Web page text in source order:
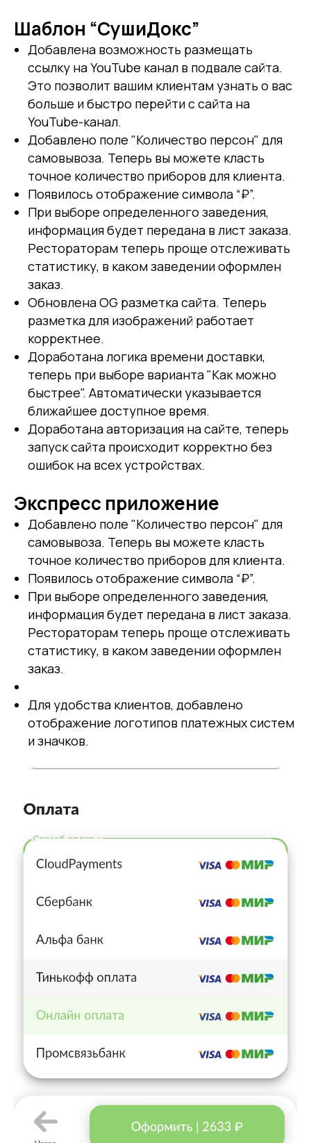
Шаблон “СушиДокс”
Добавлена возможность размещать
ссылку на YouTube канал в подвале сайта.
Это позволит вашим клиентам узнать о вас
больше и быстро перейти с сайта на
YouTube-канал.
Добавлено поле "Количество персон" для
самовывоза. Теперь вы можете класть
точное количество приборов для клиента.
Появилось отображение символа “₽”.
При выборе определенного заведения,
информация будет передана в лист заказа.
Рестораторам теперь проще отслеживать
статистику, в каком заведении оформлен
заказ.
Обновлена OG разметка сайта. Теперь
разметка для изображений работает
корректнее.
Доработана логика времени доставки,
теперь при выборе варианта "Как можно
быстрее". Автоматически указывается
ближайшее доступное время.
Доработана авторизация на сайте, теперь
запуск сайта происходит корректно без
ошибок на всех устройствах.
Экспресс приложение
Добавлено поле "Количество персон" для
самовывоза. Теперь вы можете класть
точное количество приборов для клиента.
Появилось отображение символа “₽”.
При выборе определенного заведения,
информация будет передана в лист заказа.
Рестораторам теперь проще отслеживать
статистику, в каком заведении оформлен
заказ.
Для удобства клиентов, добавлено
отображение логотипов платежных систем
и значков.